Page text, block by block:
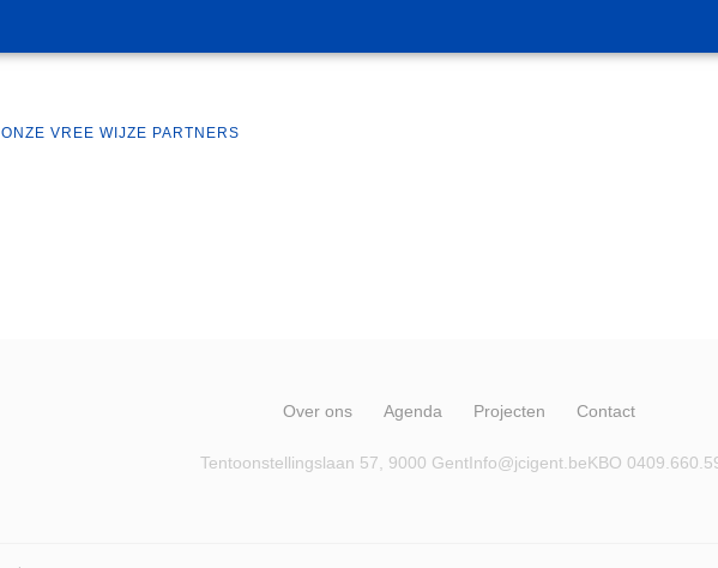
ONZE VREE WIJZE PARTNERS
Over ons Agenda Projecten Contact
Tentoonstellingslaan 57, 9000 GentInfo@jcigent.beKBO